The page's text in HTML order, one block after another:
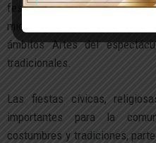
festivos (27) y las
mientras que presentan
ámbitos Artes del
tradicionales.
Las fiestas cívicas,
importantes para la
costumbres y tradiciones,